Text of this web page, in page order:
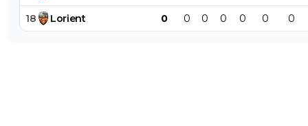
18 Lorient 0 0 0 0 0 0 0